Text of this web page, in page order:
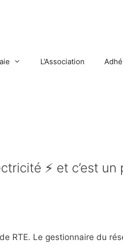
L’Association
⚡️ et c’est un
RTE. Le gestionnaire du